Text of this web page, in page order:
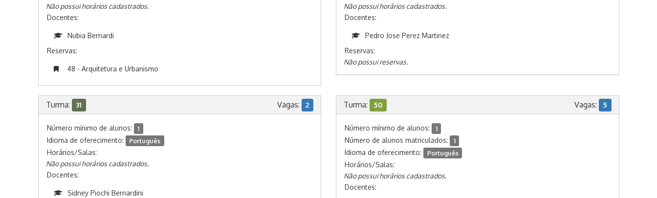
Não possui horários cadastrados.
Docentes:
Nubia Bernardi
Reservas:
48 - Arquitetura e Urbanismo
Não possui horários cadastrados.
Docentes:
Pedro Jose Perez Martinez
Reservas:
Não possui reservas.
Turma: 31 Vagas: 2
Número mínimo de alunos: 1
Idioma de oferecimento: Português
Horários/Salas:
Não possui horários cadastrados.
Docentes:
Sidney Piochi Bernardini
Turma: 50 Vagas: 5
Número mínimo de alunos: 1
Número de alunos matriculados: 1
Idioma de oferecimento: Português
Horários/Salas:
Não possui horários cadastrados.
Docentes: